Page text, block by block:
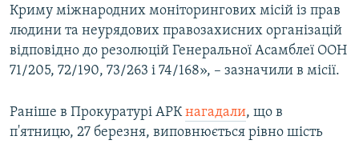
Криму міжнародних моніторингових місій із прав
людини та неурядових правозахисних організацій
відповідно до резолюцій Генеральної Асамблеї ООН
71/205, 72/190, 73/263 і 74/168», – зазначили в місії.
Раніше в Прокуратурі АРКнагадали, що в
п'ятницю, 27 березня, виповнюється рівно шість